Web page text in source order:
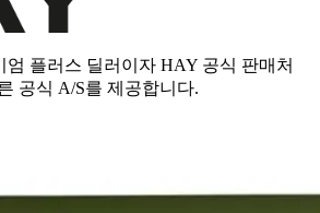
플러스 딜러이자 HAY 공식 판매처
공식 A/S를 제공합니다.